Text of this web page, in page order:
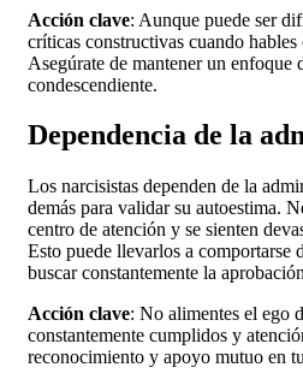
Acción clave: Aunque puede ser
críticas constructivas cuando hables
Asegúrate de mantener un enfoque
condescendiente.
Dependencia de la
Los narcisistas dependen de la
demás para validar su autoestima.
centro de atención y se sienten
Esto puede llevarlos a comportarse
buscar constantemente la
Acción clave: No alimentes el ego
constantemente cumplidos y
reconocimiento y apoyo mutuo en